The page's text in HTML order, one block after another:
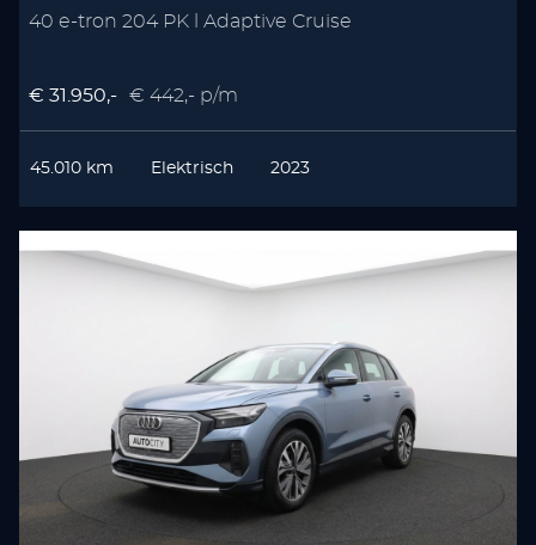
40 e-tron 204 PK l Adaptive Cruise
€ 31.950,- € 442,- p/m
45.010 km Elektrisch 2023